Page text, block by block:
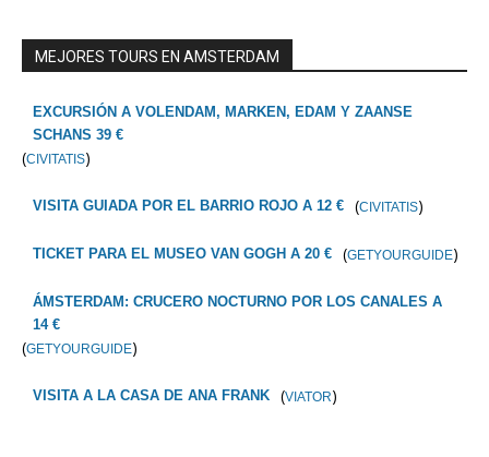
MEJORES TOURS EN AMSTERDAM
EXCURSIÓN A VOLENDAM, MARKEN, EDAM Y ZAANSE
SCHANS 39 €
(CIVITATIS)
VISITA GUIADA POR EL BARRIO ROJO A 12 € (CIVITATIS)
TICKET PARA EL MUSEO VAN GOGH A 20 € (GETYOURGUIDE)
ÁMSTERDAM: CRUCERO NOCTURNO POR LOS CANALES A
14 €
(GETYOURGUIDE)
VISITA A LA CASA DE ANA FRANK (VIATOR)